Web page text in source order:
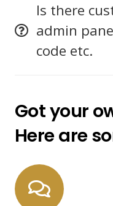
Is there
admin
code etc.
Got your
Here are